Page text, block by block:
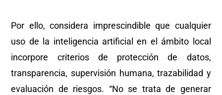
Por ello, considera imprescindible que cualquier
uso de la inteligencia artificial en el ámbito local
incorpore criterios de protección de datos,
transparencia, supervisión humana, trazabilidad y
evaluación de riesgos. “No se trata de generar